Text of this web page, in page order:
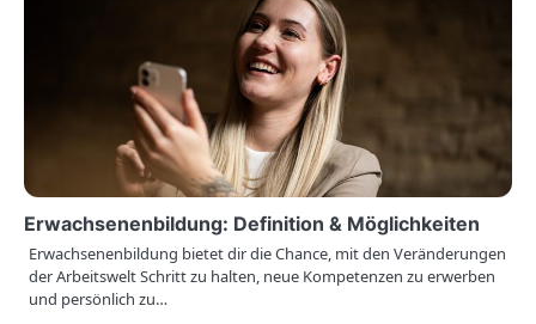
Erwachsenenbildung: Definition & Möglichkeiten
Erwachsenenbildung bietet dir die Chance, mit den Veränderungen
der Arbeitswelt Schritt zu halten, neue Kompetenzen zu erwerben
und persönlich zu…